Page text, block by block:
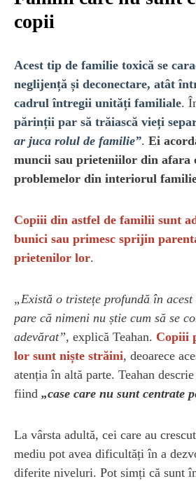
copii
Acest tip de familie toxică se
neglijență și deconectare, atât
cadrul întregii unități familiale.
părinții par să trăiască vieți
ar juca rolul de familie”. Ei
muncii sau prieteniilor din afara
problemelor din interiorul
Copiii din astfel de familii sunt
bunici sau primesc sprijin
prietenilor lor.
„Există o tristețe profundă în acest
pare că nimeni nu știe cum să se
adevărat”, explică Teahan. Copiii
lor sunt niște străini, deoarece
atenția în altă parte. Teahan
fiind „case care nu sunt centrate
La vârsta adultă, cei care au
mediu pot avea dificultăți în a
diferite niveluri. Pot simți că sunt